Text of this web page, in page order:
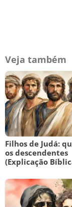
Veja também
Filhos de Judá:
os descendentes
(Explicação